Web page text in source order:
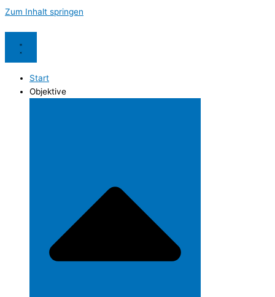
Zum Inhalt springen
Start
Objektive